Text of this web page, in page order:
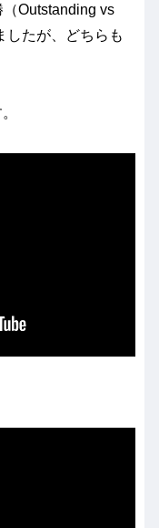
Outstanding vs
したが、どちらも